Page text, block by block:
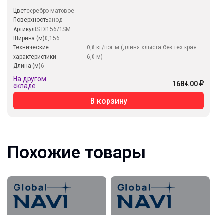
Цветсеребро матовое
Поверхностьанод
Артикул IS DI156/1SM
Ширина (м)0,156
Технические
характеристики
0,8 кг/пог.м (длина хлыста без тех.края
6,0 м)
Длина (м)6
На другом
складе
1684.00
В корзину
Похожие товары